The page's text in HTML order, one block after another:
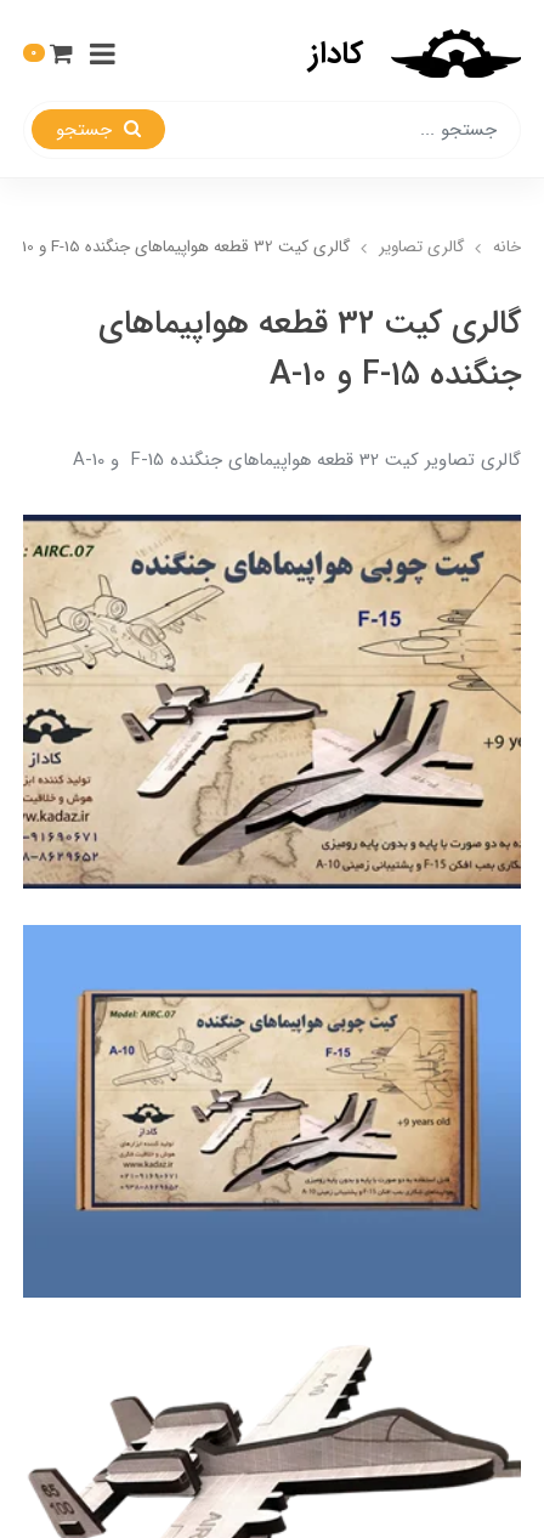
کاداز 0
خانه گالری تصاویر گالری کیت 32 قطعه هواپیماهای جنگنده F-15 و A-10
گالری کیت 32 قطعه هواپیماهای
جنگنده F-15 و A-10
گالری تصاویر کیت 32 قطعه هواپیماهای جنگنده F-15 و A-10